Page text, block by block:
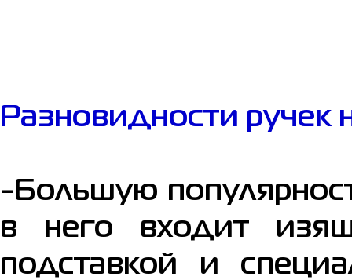
Разновидности ручек
-Большую
в него входит
подставкой и